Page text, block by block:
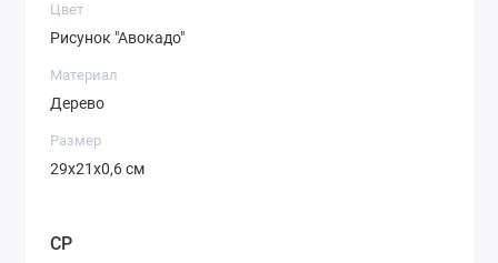
Цвет
Рисунок "Авокадо"
Материал
Дерево
Размер
29х21х0,6 см
CP